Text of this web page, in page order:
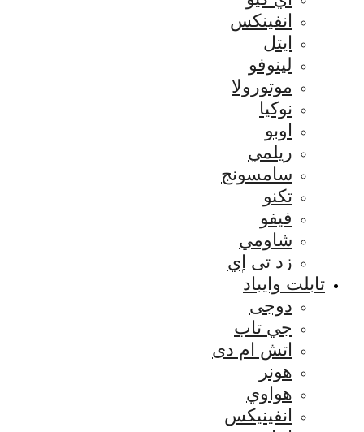
انفينكس
ايتل
لينوفو
موتورولا
نوكيا
اوبو
ريلمي
سامسونج
تكنو
فيفو
شاومي
زد تي إي
تابلت وايباد
دوجى
جي تاب
اتش ام دى
هونر
هواوي
انفينيكس